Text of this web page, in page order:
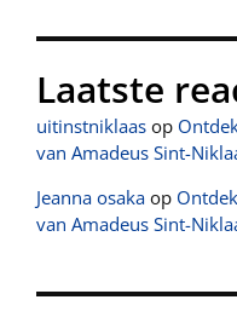
Laatste
uitinstniklaas op
van Amadeus Sint-
Jeanna osaka op
van Amadeus Sint-